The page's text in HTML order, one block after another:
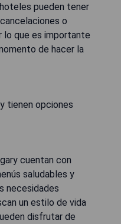
pueden tener
o
lo que es importante
de hacer la
tienen opciones
cuentan con
saludables y
necesidades
un estilo de vida
disfrutar de